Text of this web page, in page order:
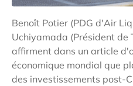
Benoît Potier (PDG d'Air
Uchiyamada (Président de
affirment dans un article
économique mondial que
des investissements post-